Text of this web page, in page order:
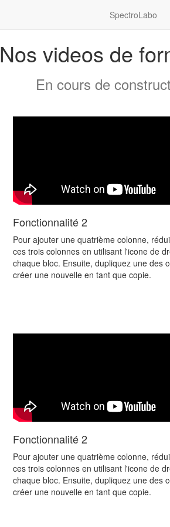
SpectroLabo
Nos videos de
En cours de
Fonctionnalité 2
Pour ajouter une quatrième colonne,
ces trois colonnes en utilisant l'icone de
chaque bloc. Ensuite, dupliquez une des
créer une nouvelle en tant que copie.
Fonctionnalité 2
Pour ajouter une quatrième colonne,
ces trois colonnes en utilisant l'icone de
chaque bloc. Ensuite, dupliquez une des
créer une nouvelle en tant que copie.